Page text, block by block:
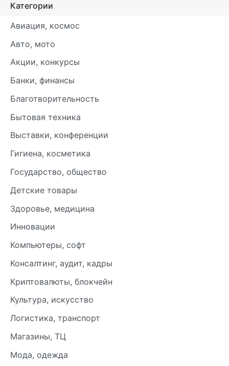
Категории
Авиация, космос
Авто, мото
Акции, конкурсы
Банки, финансы
Благотворительность
Бытовая техника
Выставки, конференции
Гигиена, косметика
Государство, общество
Детские товары
Здоровье, медицина
Инновации
Компьютеры, софт
Консалтинг, аудит, кадры
Криптовалюты, блокчейн
Культура, искусство
Логистика, транспорт
Магазины, ТЦ
Мода, одежда